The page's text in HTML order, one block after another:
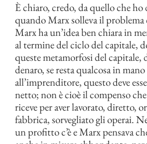
È chiaro, credo, da quello che ho
quando Marx solleva il
Marx ha un’idea ben chiara in
al termine del ciclo del capitale,
queste metamorfosi del capitale,
denaro, se resta qualcosa in
all’imprenditore, questo deve
netto; non è cioè il compenso
riceve per aver lavorato, diretto,
fabbrica, sorvegliato gli operai.
un profitto c’è e Marx pensava